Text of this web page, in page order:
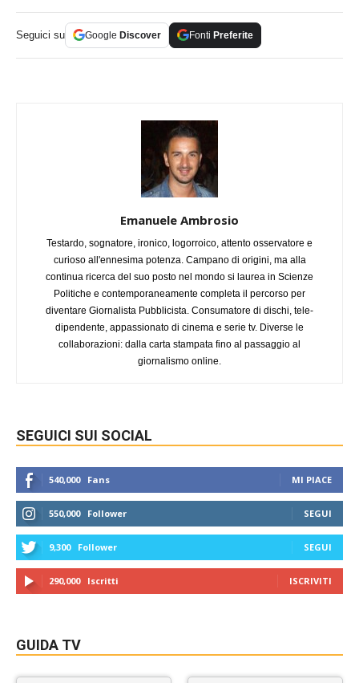
Seguici su Google Discover Fonti Preferite
Emanuele Ambrosio
Testardo, sognatore, ironico, logorroico, attento osservatore e
curioso all'ennesima potenza. Campano di origini, ma alla
continua ricerca del suo posto nel mondo si laurea in Scienze
Politiche e contemporaneamente completa il percorso per
diventare Giornalista Pubblicista. Consumatore di dischi, tele-
dipendente, appassionato di cinema e serie tv. Diverse le
collaborazioni: dalla carta stampata fino al passaggio al
giornalismo online.
SEGUICI SUI SOCIAL
540,000 Fans MI PIACE
550,000 Follower SEGUI
9,300 Follower SEGUI
290,000 Iscritti ISCRIVITI
GUIDA TV